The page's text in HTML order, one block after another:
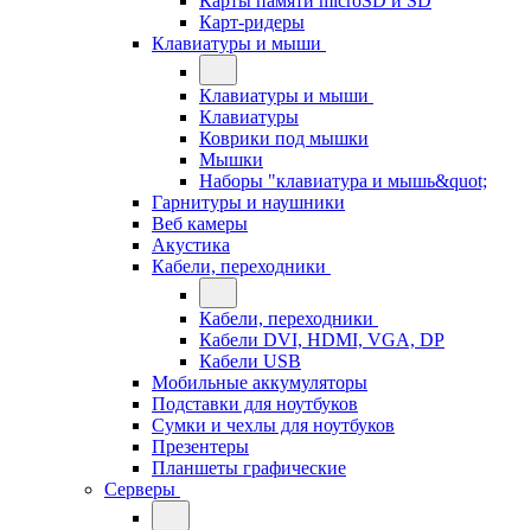
Карт-ридеры
Клавиатуры и мыши
Клавиатуры и мыши
Клавиатуры
Коврики под мышки
Мышки
Наборы "клавиатура и мышь&quot;
Гарнитуры и наушники
Веб камеры
Акустика
Кабели, переходники
Кабели, переходники
Кабели DVI, HDMI, VGA, DP
Кабели USB
Мобильные аккумуляторы
Подставки для ноутбуков
Сумки и чехлы для ноутбуков
Презентеры
Планшеты графические
Серверы